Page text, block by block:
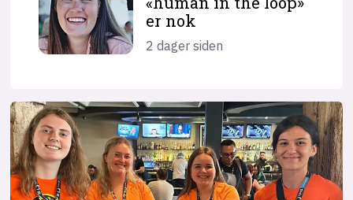
er nok
2 dager siden